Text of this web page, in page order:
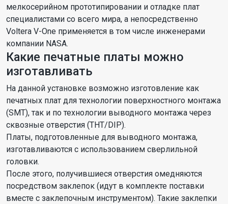
мелкосерийном прототипировании и отладке плат
специалистами со всего мира, а непосредственно
Voltera V-One применяется в том числе инженерами
компании NASA.
Какие печатные платы можно
изготавливать
На данной установке возможно изготовление как
печатных плат для технологии поверхностного монтажа
(SMT), так и по технологии выводного монтажа через
сквозные отверстия (THT/DIP).
Платы, подготовленные для выводного монтажа,
изготавливаются с использованием сверлильной
головки.
После этого, получившиеся отверстия омедняются
посредством заклепок (идут в комплекте поставки
вместе с заклепочным инструментом). Такие заклепки